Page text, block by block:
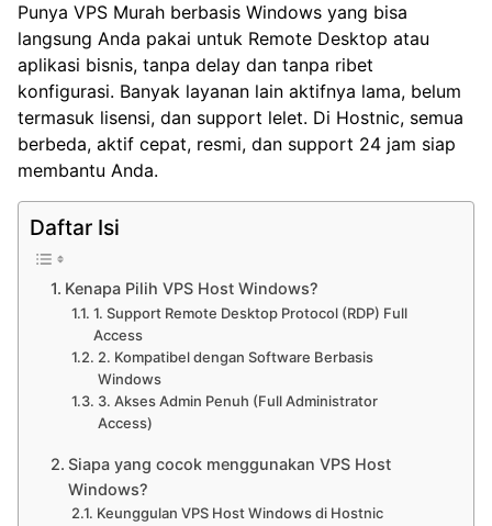
Punya VPS Murah berbasis Windows yang bisa
langsung Anda pakai untuk Remote Desktop atau
aplikasi bisnis, tanpa delay dan tanpa ribet
konfigurasi. Banyak layanan lain aktifnya lama, belum
termasuk lisensi, dan support lelet. Di Hostnic, semua
berbeda, aktif cepat, resmi, dan support 24 jam siap
membantu Anda.
Daftar Isi
Kenapa Pilih VPS Host Windows?
1. Support Remote Desktop Protocol (RDP) Full
Access
2. Kompatibel dengan Software Berbasis
Windows
3. Akses Admin Penuh (Full Administrator
Access)
Siapa yang cocok menggunakan VPS Host
Windows?
Keunggulan VPS Host Windows di Hostnic